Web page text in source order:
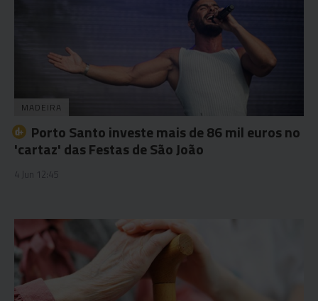
MADEIRA
Porto Santo investe mais de 86 mil euros no
'cartaz' das Festas de São João
4 Jun 12:45